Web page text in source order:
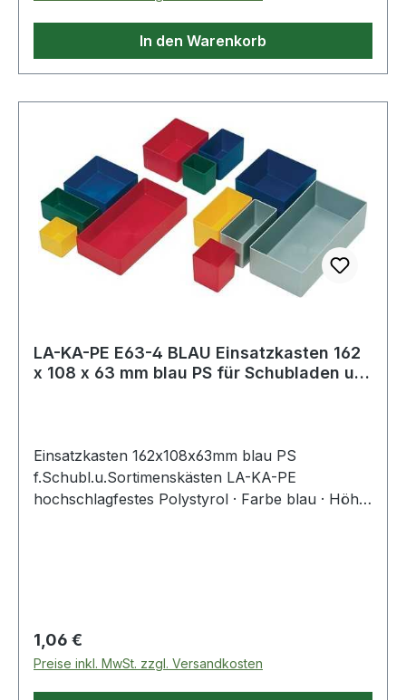
In den Warenkorb
LA-KA-PE E63-4 BLAU Einsatzkasten 162
x 108 x 63 mm blau PS für Schubladen u.
Einsatzkasten 162x108x63mm blau PS
f.Schubl.u.Sortimenskästen LA-KA-PE
hochschlagfestes Polystyrol · Farbe blau · Höhe
Regulärer Preis:
1,06 €
Preise inkl. MwSt. zzgl. Versandkosten